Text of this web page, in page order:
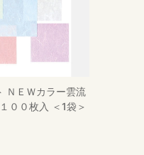
ＮＥＷカラー雲流
００枚入 ＜1袋＞